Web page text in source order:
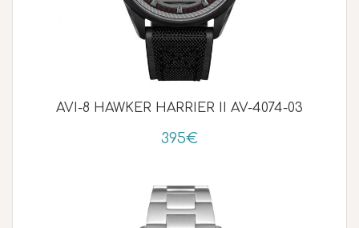
AVI-8 HAWKER HARRIER II AV-4074-03
395€